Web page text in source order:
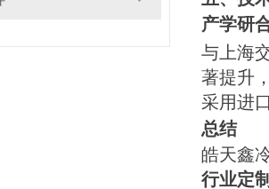
产学研
与上海
著提升
采用进
总结
皓天鑫
行业定